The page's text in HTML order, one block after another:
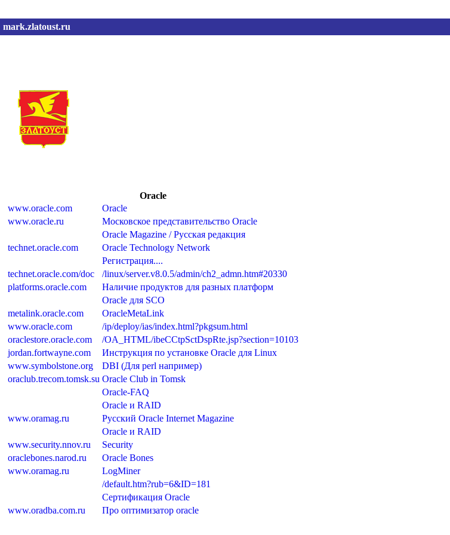
mark.zlatoust.ru
Oracle
www.oracle.com
Oracle
www.oracle.ru
Московское представительство Oracle
Oracle Magazine / Русская редакция
technet.oracle.com
Oracle Technology Network
Регистрация....
technet.oracle.com/doc
/linux/server.v8.0.5/admin/ch2_admn.htm#20330
platforms.oracle.com
Наличие продуктов для разных платформ
Oracle для SCO
metalink.oracle.com
OracleMetaLink
www.oracle.com
/ip/deploy/ias/index.html?pkgsum.html
oraclestore.oracle.com
/OA_HTML/ibeCCtpSctDspRte.jsp?section=10103
jordan.fortwayne.com
Инструкция по установке Oracle для Linux
www.symbolstone.org
DBI (Для perl например)
oraclub.trecom.tomsk.su Oracle Club in Tomsk
Oracle-FAQ
Oracle и RAID
www.oramag.ru
Русский Oracle Internet Magazine
Oracle и RAID
www.security.nnov.ru
Security
oraclebones.narod.ru
Oracle Bones
www.oramag.ru
LogMiner
/default.htm?rub=6&ID=181
Сертификация Oracle
www.oradba.com.ru
Про оптимизатор oracle